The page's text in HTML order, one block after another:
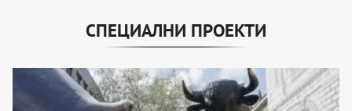
СПЕЦИАЛНИ ПРОЕКТИ